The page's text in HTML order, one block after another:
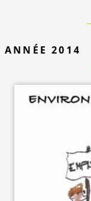
ANNÉE 2014